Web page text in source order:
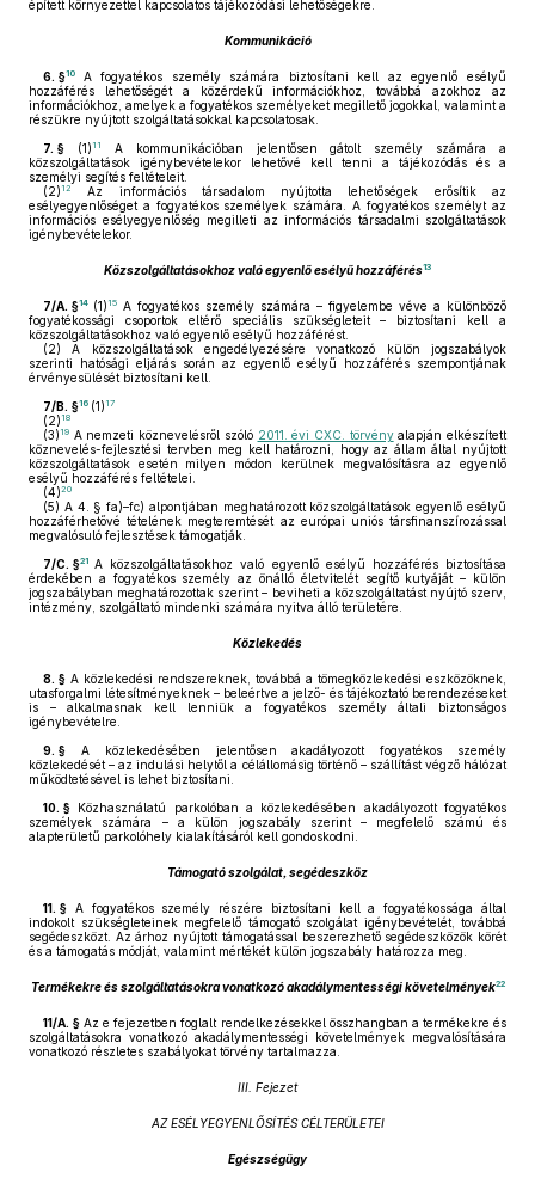
épített környezettel kapcsolatos tájékozódási lehetőségekre.
Kommunikáció
6. §10
A fogyatékos személy számára biztosítani kell az egyenlő esélyű
hozzáférés lehetőségét a közérdekű információkhoz, továbbá azokhoz az
információkhoz, amelyek a fogyatékos személyeket megillető jogokkal, valamint a
részükre nyújtott szolgáltatásokkal kapcsolatosak.
7. § (1) 11
A kommunikációban jelentősen gátolt személy számára a
közszolgáltatások igénybevételekor lehetővé kell tenni a tájékozódás és a
személyi segítés feltételeit.
(2) 12
Az információs társadalom nyújtotta lehetőségek erősítik az
esélyegyenlőséget a fogyatékos személyek számára. A fogyatékos személyt az
információs esélyegyenlőség megilleti az információs társadalmi szolgáltatások
igénybevételekor.
Közszolgáltatásokhoz való egyenlő esélyű hozzáférés13
7/A. §14 (1) 15 A fogyatékos személy számára – figyelembe véve a különböző
fogyatékossági csoportok eltérő speciális szükségleteit – biztosítani kell a
közszolgáltatásokhoz való egyenlő esélyű hozzáférést.
(2) A közszolgáltatások engedélyezésére vonatkozó külön jogszabályok
szerinti hatósági eljárás során az egyenlő esélyű hozzáférés szempontjának
érvényesülését biztosítani kell.
7/B. §16 (1) 17
(2) 18
(3) 19 A nemzeti köznevelésről szóló 2011. évi CXC. törvényalapján elkészített
köznevelés-fejlesztési tervben meg kell határozni, hogy az állam által nyújtott
közszolgáltatások esetén milyen módon kerülnek megvalósításra az egyenlő
esélyű hozzáférés feltételei.
(4)20
(5) A 4. § fa)–fc) alpontjában meghatározott közszolgáltatások egyenlő esélyű
hozzáférhetővé tételének megteremtését az európai uniós társfinanszírozással
megvalósuló fejlesztések támogatják.
7/C. §21 A közszolgáltatásokhoz való egyenlő esélyű hozzáférés biztosítása
érdekében a fogyatékos személy az önálló életvitelét segítő kutyáját – külön
jogszabályban meghatározottak szerint – beviheti a közszolgáltatást nyújtó szerv,
intézmény, szolgáltató mindenki számára nyitva álló területére.
Közlekedés
8. § A közlekedési rendszereknek, továbbá a tömegközlekedési eszközöknek,
utasforgalmi létesítményeknek – beleértve a jelző- és tájékoztató berendezéseket
is – alkalmasnak kell lenniük a fogyatékos személy általi biztonságos
igénybevételre.
9. § A közlekedésében jelentősen akadályozott fogyatékos személy
közlekedését – az indulási helytől a célállomásig történő – szállítást végző hálózat
működtetésével is lehet biztosítani.
10. § Közhasználatú parkolóban a közlekedésében akadályozott fogyatékos
személyek számára – a külön jogszabály szerint – megfelelő számú és
alapterületű parkolóhely kialakításáról kell gondoskodni.
Támogató szolgálat, segédeszköz
11. § A fogyatékos személy részére biztosítani kell a fogyatékossága által
indokolt szükségleteinek megfelelő támogató szolgálat igénybevételét, továbbá
segédeszközt. Az árhoz nyújtott támogatással beszerezhető segédeszközök körét
és a támogatás módját, valamint mértékét külön jogszabály határozza meg.
Termékekre és szolgáltatásokra vonatkozó akadálymentességi követelmények22
11/A. § Az e fejezetben foglalt rendelkezésekkel összhangban a termékekre és
szolgáltatásokra vonatkozó akadálymentességi követelmények megvalósítására
vonatkozó részletes szabályokat törvény tartalmazza.
III. Fejezet
AZ ESÉLYEGYENLŐSÍTÉS CÉLTERÜLETEI
Egészségügy